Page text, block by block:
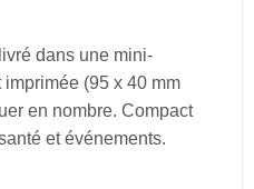
dans une mini-
(95 x 40 mm
en nombre. Compact
et événements.